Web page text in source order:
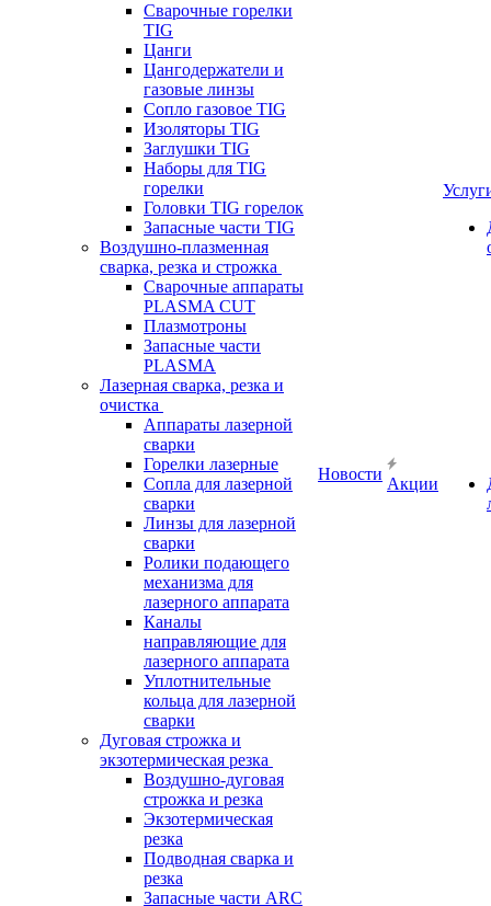
Сварочные горелки
TIG
Цанги
Цангодержатели и
газовые линзы
Сопло газовое TIG
Изоляторы TIG
Заглушки TIG
Наборы для TIG
горелки
Головки TIG горелок
Запасные части TIG
Воздушно-плазменная
сварка, резка и строжка
Сварочные аппараты
PLASMA CUT
Плазмотроны
Запасные части
PLASMA
Лазерная сварка, резка и
очистка
Аппараты лазерной
сварки
Горелки лазерные
Сопла для лазерной
сварки
Линзы для лазерной
сварки
Ролики подающего
механизма для
лазерного аппарата
Каналы
направляющие для
лазерного аппарата
Уплотнительные
кольца для лазерной
сварки
Дуговая строжка и
экзотермическая резка
Воздушно-дуговая
строжка и резка
Экзотермическая
резка
Подводная сварка и
резка
Запасные части ARC
Новости
Акции